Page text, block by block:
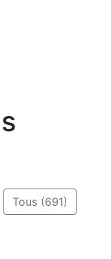
Tous (691)